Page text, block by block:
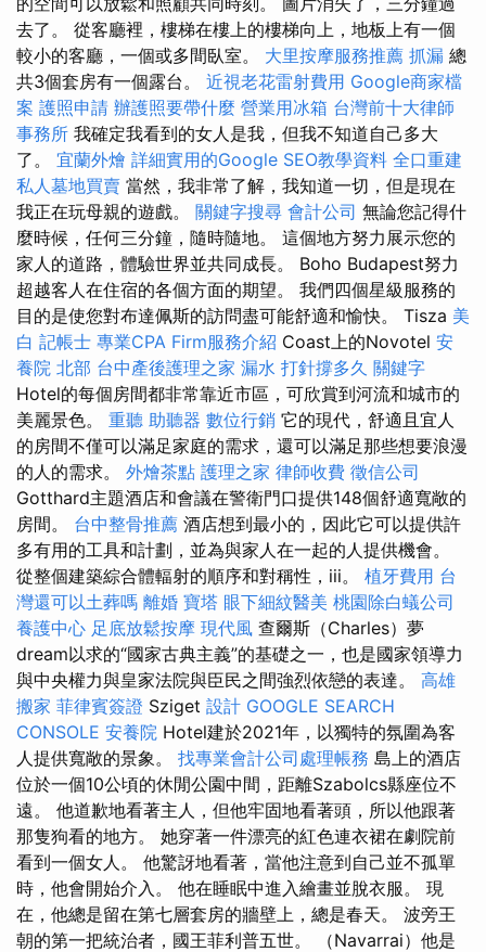
去了。 從客廳裡，樓梯在樓上的樓梯向上，地板上有一個
較小的客廳，一個或多間臥室。 大里按摩服務推薦 抓漏 總
共3個套房有一個露台。 近視老花雷射費用 Google商家檔
案 護照申請 辦護照要帶什麼 營業用冰箱 台灣前十大律師
事務所 我確定我看到的女人是我，但我不知道自己多大
了。 宜蘭外燴 詳細實用的Google SEO教學資料 全口重建
私人墓地買賣 當然，我非常了解，我知道一切，但是現在
我正在玩母親的遊戲。 關鍵字搜尋 會計公司 無論您記得什
麼時候，任何三分鐘，隨時隨地。 這個地方努力展示您的
家人的道路，體驗世界並共同成長。 Boho Budapest努力
超越客人在住宿的各個方面的期望。 我們四個星級服務的
目的是使您對布達佩斯的訪問盡可能舒適和愉快。 Tisza 美
白 記帳士 專業CPA Firm服務介紹 Coast上的Novotel 安
養院 北部 台中產後護理之家 漏水 打針撐多久 關鍵字
Hotel的每個房間都非常靠近市區，可欣賞到河流和城市的
美麗景色。 重聽 助聽器 數位行銷 它的現代，舒適且宜人
的房間不僅可以滿足家庭的需求，還可以滿足那些想要浪漫
的人的需求。 外燴茶點 護理之家 律師收費 徵信公司
Gotthard主題酒店和會議在警衛門口提供148個舒適寬敞的
房間。 台中整骨推薦 酒店想到最小的，因此它可以提供許
多有用的工具和計劃，並為與家人在一起的人提供機會。
從整個建築綜合體輻射的順序和對稱性，iii。 植牙費用 台
灣還可以土葬嗎 離婚 寶塔 眼下細紋醫美 桃園除白蟻公司
養護中心 足底放鬆按摩 現代風 查爾斯（Charles）夢
dream以求的“國家古典主義”的基礎之一，也是國家領導力
與中央權力與皇家法院與臣民之間強烈依戀的表達。 高雄
搬家 菲律賓簽證 Sziget 設計 GOOGLE SEARCH
CONSOLE 安養院 Hotel建於2021年，以獨特的氛圍為客
人提供寬敞的景象。 找專業會計公司處理帳務 島上的酒店
位於一個10公頃的休閒公園中間，距離Szabolcs縣座位不
遠。 他道歉地看著主人，但他牢固地看著頭，所以他跟著
那隻狗看的地方。 她穿著一件漂亮的紅色連衣裙在劇院前
看到一個女人。 他驚訝地看著，當他注意到自己並不孤單
時，他會開始介入。 他在睡眠中進入繪畫並脫衣服。 現
在，他總是留在第七層套房的牆壁上，總是春天。 波旁王
朝的第一把統治者，國王菲利普五世。 （Navarrai）他是